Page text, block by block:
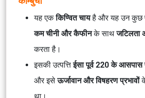
यह एककिण्वित चायहै और यह उन कुछ
कम चीनी और कैफीनके साथजटिलता
करता है।
इसकी उत्पत्तिईसा पूर्व 220 के आसपास
और इसेऊर्जावान और विषहरण प्रभावोंके